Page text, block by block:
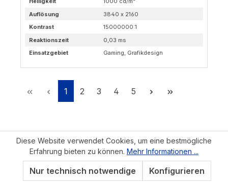
Auflösung
3840 x 2160
Kontrast
15000000:1
Reaktionszeit
0,03 ms
Einsatzgebiet
Gaming, Grafikdesign
Seite
1 Seite
2 Seite
3 Seite
4 Seite
5
Kontakt
Diese Website verwendet Cookies, um eine bestmögliche
Erfahrung bieten zu können. Mehr Informationen ...
Nur technisch notwendige Konfigurieren